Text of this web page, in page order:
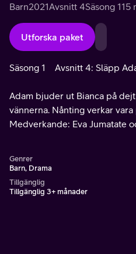
Barn2021Avsnitt 4Säsong 115
Utforska paket
Säsong 1 Avsnitt 4: Släpp
Adam bjuder ut Bianca på
vännerna. Nånting verkar
Medverkande: Eva Jumatate
Genrer
Barn, Drama
Tillgänglig
Tillgänglig 3+ månader